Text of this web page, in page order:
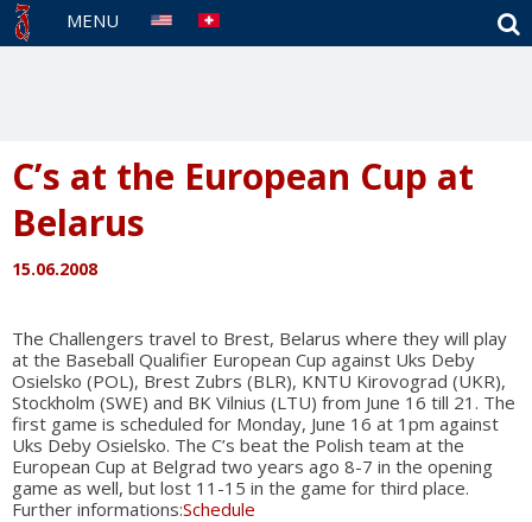
MENU
C’s at the European Cup at
Belarus
15.06.2008
The Challengers travel to Brest, Belarus where they will play
at the Baseball Qualifier European Cup against Uks Deby
Osielsko (POL), Brest Zubrs (BLR), KNTU Kirovograd (UKR),
Stockholm (SWE) and BK Vilnius (LTU) from June 16 till 21. The
first game is scheduled for Monday, June 16 at 1pm against
Uks Deby Osielsko. The C’s beat the Polish team at the
European Cup at Belgrad two years ago 8-7 in the opening
game as well, but lost 11-15 in the game for third place.
Further informations:Schedule